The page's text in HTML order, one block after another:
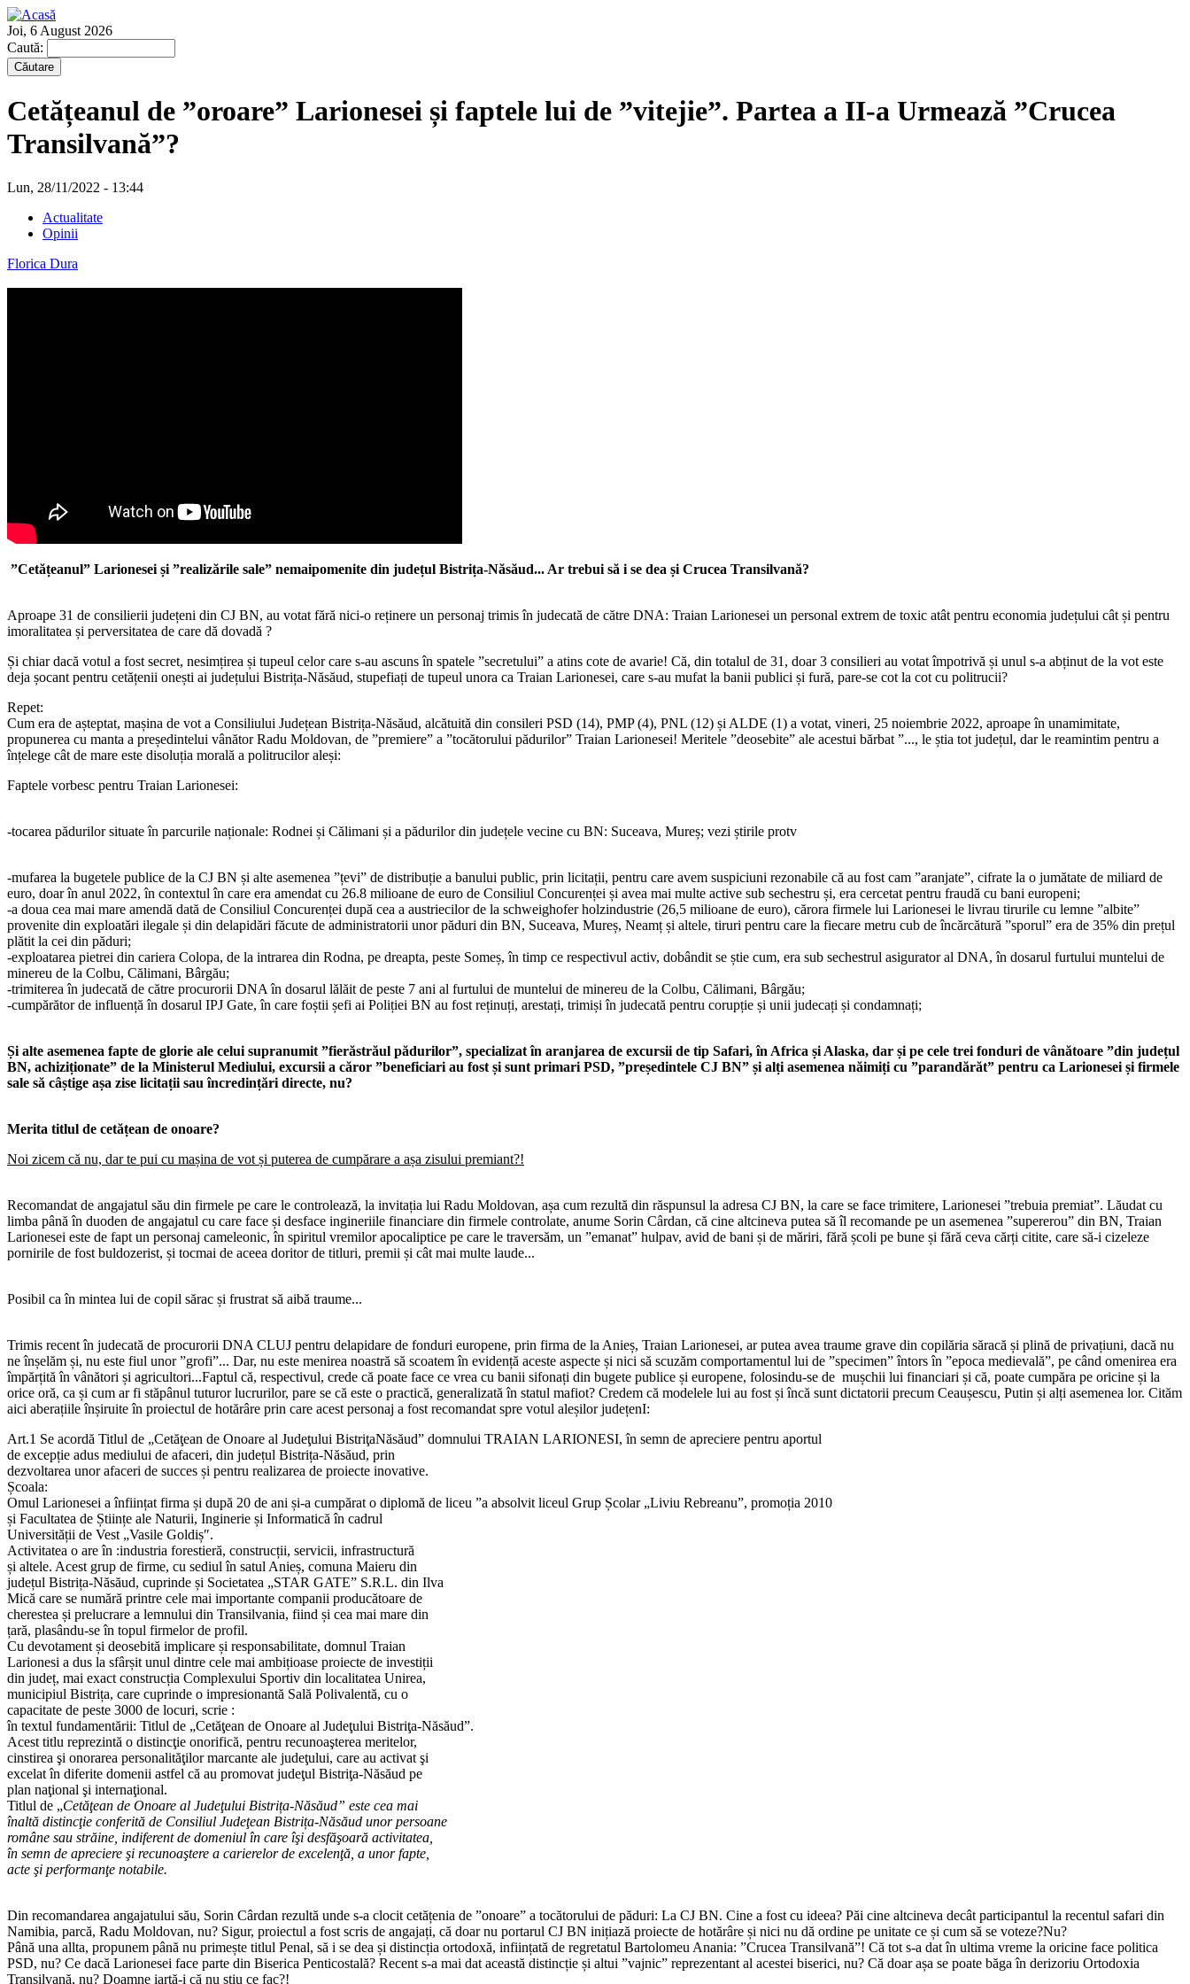
Joi, 6 August 2026
Caută:
Cetățeanul de ”oroare” Larionesei și faptele lui de ”vitejie”. Partea a II-a Urmează ”Crucea
Transilvană”?
Lun, 28/11/2022 - 13:44
Actualitate
Opinii
Florica Dura
”Cetățeanul” Larionesei și ”realizările sale” nemaipomenite din județul Bistrița-Năsăud... Ar trebui să i se dea și Crucea Transilvană?
Aproape 31 de consilierii județeni din CJ BN, au votat fără nici-o reținere un personaj trimis în judecată de către DNA: Traian Larionesei un personal extrem de toxic atât pentru economia județului cât și pentru
imoralitatea și perversitatea de care dă dovadă ?
Și chiar dacă votul a fost secret, nesimțirea și tupeul celor care s-au ascuns în spatele ”secretului” a atins cote de avarie! Că, din totalul de 31, doar 3 consilieri au votat împotrivă și unul s-a abținut de la vot este
deja șocant pentru cetățenii onești ai județului Bistrița-Năsăud, stupefiați de tupeul unora ca Traian Larionesei, care s-au mufat la banii publici și fură, pare-se cot la cot cu politrucii?
Repet:
Cum era de așteptat, mașina de vot a Consiliului Județean Bistrița-Năsăud, alcătuită din consileri PSD (14), PMP (4), PNL (12) și ALDE (1) a votat, vineri, 25 noiembrie 2022, aproape în unamimitate,
propunerea cu manta a președintelui vânător Radu Moldovan, de ”premiere” a ”tocătorului pădurilor” Traian Larionesei! Meritele ”deosebite” ale acestui bărbat ”..., le știa tot județul, dar le reamintim pentru a
înțelege cât de mare este disoluția morală a politrucilor aleși:
Faptele vorbesc pentru Traian Larionesei:
-tocarea pădurilor situate în parcurile naționale: Rodnei și Călimani și a pădurilor din județele vecine cu BN: Suceava, Mureș; vezi știrile protv
-mufarea la bugetele publice de la CJ BN și alte asemenea ”țevi” de distribuție a banului public, prin licitații, pentru care avem suspiciuni rezonabile că au fost cam ”aranjate”, cifrate la o jumătate de miliard de
euro, doar în anul 2022, în contextul în care era amendat cu 26.8 milioane de euro de Consiliul Concurenței și avea mai multe active sub sechestru și, era cercetat pentru fraudă cu bani europeni;
-a doua cea mai mare amendă dată de Consiliul Concurenței după cea a austriecilor de la schweighofer holzindustrie (26,5 milioane de euro), cărora firmele lui Larionesei le livrau tirurile cu lemne ”albite”
provenite din exploatări ilegale și din delapidări făcute de administratorii unor păduri din BN, Suceava, Mureș, Neamț și altele, tiruri pentru care la fiecare metru cub de încărcătură ”sporul” era de 35% din prețul
plătit la cei din păduri;
-exploatarea pietrei din cariera Colopa, de la intrarea din Rodna, pe dreapta, peste Someș, în timp ce respectivul activ, dobândit se știe cum, era sub sechestrul asigurator al DNA, în dosarul furtului muntelui de
minereu de la Colbu, Călimani, Bârgău;
-trimiterea în judecată de către procurorii DNA în dosarul lălăit de peste 7 ani al furtului de muntelui de minereu de la Colbu, Călimani, Bârgău;
-cumpărător de influență în dosarul IPJ Gate, în care foștii șefi ai Poliției BN au fost reținuți, arestați, trimiși în judecată pentru corupție și unii judecați și condamnați;
Și alte asemenea fapte de glorie ale celui supranumit ”fierăstrăul pădurilor”, specializat în aranjarea de excursii de tip Safari, în Africa și Alaska, dar și pe cele trei fonduri de vânătoare ”din județul
BN, achiziționate” de la Ministerul Mediului, excursii a căror ”beneficiari au fost și sunt primari PSD, ”președintele CJ BN” și alți asemenea năimiți cu ”parandărăt” pentru ca Larionesei și firmele
sale să câștige așa zise licitații sau încredințări directe, nu?
Merita titlul de cetățean de onoare?
Noi zicem că nu, dar te pui cu mașina de vot și puterea de cumpărare a așa zisului premiant?!
Recomandat de angajatul său din firmele pe care le controlează, la invitația lui Radu Moldovan, așa cum rezultă din răspunsul la adresa CJ BN, la care se face trimitere, Larionesei ”trebuia premiat”. Lăudat cu
limba până în duoden de angajatul cu care face și desface ingineriile financiare din firmele controlate, anume Sorin Cârdan, că cine altcineva putea să îl recomande pe un asemenea ”supererou” din BN, Traian
Larionesei este de fapt un personaj cameleonic, în spiritul vremilor apocaliptice pe care le traversăm, un ”emanat” hulpav, avid de bani și de măriri, fără școli pe bune și fără ceva cărți citite, care să-i cizeleze
pornirile de fost buldozerist, și tocmai de aceea doritor de titluri, premii și cât mai multe laude...
Posibil ca în mintea lui de copil sărac și frustrat să aibă traume...
Trimis recent în judecată de procurorii DNA CLUJ pentru delapidare de fonduri europene, prin firma de la Anieș, Traian Larionesei, ar putea avea traume grave din copilăria săracă și plină de privațiuni, dacă nu
ne înșelăm și, nu este fiul unor ”grofi”... Dar, nu este menirea noastră să scoatem în evidență aceste aspecte și nici să scuzăm comportamentul lui de ”specimen” întors în ”epoca medievală”, pe când omenirea era
împărțită în vânători și agricultori...Faptul că, respectivul, crede că poate face ce vrea cu banii sifonați din bugete publice și europene, folosindu-se de mușchii lui financiari și că, poate cumpăra pe oricine și la
orice oră, ca și cum ar fi stăpânul tuturor lucrurilor, pare se că este o practică, generalizată în statul mafiot? Credem că modelele lui au fost și încă sunt dictatorii precum Ceaușescu, Putin și alți asemenea lor. Cităm
aici aberațiile înșiruite în proiectul de hotărâre prin care acest personaj a fost recomandat spre votul aleșilor județenI:
Art.1 Se acordă Titlul de „Cetăţean de Onoare al Judeţului BistriţaNăsăud” domnului TRAIAN LARIONESI, în semn de apreciere pentru aportul
de excepție adus mediului de afaceri, din județul Bistrița-Năsăud, prin
dezvoltarea unor afaceri de succes și pentru realizarea de proiecte inovative.
Școala:
Omul Larionesei a înființat firma și după 20 de ani și-a cumpărat o diplomă de liceu ”a absolvit liceul Grup Școlar „Liviu Rebreanu”, promoția 2010
și Facultatea de Științe ale Naturii, Inginerie și Informatică în cadrul
Universității de Vest „Vasile Goldiș″.
Activitatea o are în :industria forestieră, construcții, servicii, infrastructură
și altele. Acest grup de firme, cu sediul în satul Anieș, comuna Maieru din
județul Bistrița-Năsăud, cuprinde și Societatea „STAR GATE” S.R.L. din Ilva
Mică care se numără printre cele mai importante companii producătoare de
cherestea și prelucrare a lemnului din Transilvania, fiind și cea mai mare din
țară, plasându-se în topul firmelor de profil.
Cu devotament și deosebită implicare și responsabilitate, domnul Traian
Larionesi a dus la sfârșit unul dintre cele mai ambițioase proiecte de investiții
din județ, mai exact construcția Complexului Sportiv din localitatea Unirea,
municipiul Bistrița, care cuprinde o impresionantă Sală Polivalentă, cu o
capacitate de peste 3000 de locuri, scrie :
în textul fundamentării: Titlul de „Cetăţean de Onoare al Judeţului Bistriţa-Năsăud”.
Acest titlu reprezintă o distincţie onorifică, pentru recunoaşterea meritelor,
cinstirea şi onorarea personalităţilor marcante ale judeţului, care au activat şi
excelat în diferite domenii astfel că au promovat judeţul Bistriţa-Năsăud pe
plan naţional şi internaţional.
Titlul de „Cetăţean de Onoare al Judeţului Bistrița-Năsăud” este cea mai
înaltă distincţie conferită de Consiliul Judeţean Bistrița-Năsăud unor persoane
române sau străine, indiferent de domeniul în care îşi desfăşoară activitatea,
în semn de apreciere şi recunoaştere a carierelor de excelenţă, a unor fapte,
acte şi performanţe notabile.
Din recomandarea angajatului său, Sorin Cârdan rezultă unde s-a clocit cetățenia de ”onoare” a tocătorului de păduri: La CJ BN. Cine a fost cu ideea? Păi cine altcineva decât participantul la recentul safari din
Namibia, parcă, Radu Moldovan, nu? Sigur, proiectul a fost scris de angajați, că doar nu portarul CJ BN inițiază proiecte de hotărâre și nici nu dă ordine pe unitate ce și cum să se voteze?Nu?
Până una allta, propunem până nu primește titlul Penal, să i se dea și distincția ortodoxă, inființată de regretatul Bartolomeu Anania: ”Crucea Transilvană”! Că tot s-a dat în ultima vreme la oricine face politica
PSD, nu? Ce dacă Larionesei face parte din Biserica Penticostală? Recent s-a mai dat această distincție și altui ”vajnic” reprezentant al acestei biserici, nu? Că doar așa se poate băga în derizoriu Ortodoxia
Transilvană, nu? Doamne iartă-i că nu știu ce fac?!